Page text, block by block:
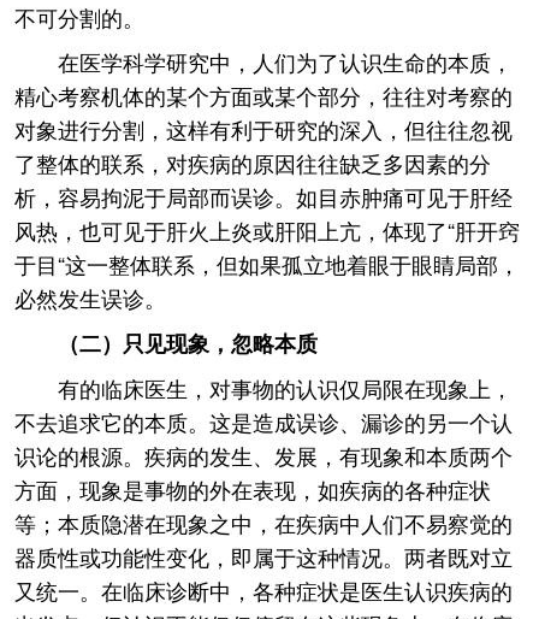
不可分割的。
在医学科学研究中，人们为了认识生命的本质，
精心考察机体的某个方面或某个部分，往往对考察的
对象进行分割，这样有利于研究的深入，但往往忽视
了整体的联系，对疾病的原因往往缺乏多因素的分
析，容易拘泥于局部而误诊。如目赤肿痛可见于肝经
风热，也可见于肝火上炎或肝阳上亢，体现了“肝开窍
于目“这一整体联系，但如果孤立地着眼于眼睛局部，
必然发生误诊。
（二）只见现象，忽略本质
有的临床医生，对事物的认识仅局限在现象上，
不去追求它的本质。这是造成误诊、漏诊的另一个认
识论的根源。疾病的发生、发展，有现象和本质两个
方面，现象是事物的外在表现，如疾病的各种症状
等；本质隐潜在现象之中，在疾病中人们不易察觉的
器质性或功能性变化，即属于这种情况。两者既对立
又统一。在临床诊断中，各种症状是医生认识疾病的